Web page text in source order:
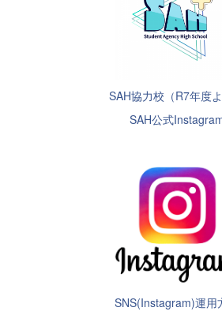
SAH協力校（R7年度よ
SAH公式
SNS(Instagram)運用